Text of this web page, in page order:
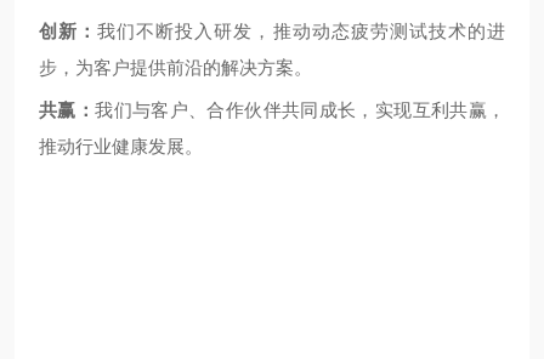
创新：我们不断投入研发，推动动态疲劳测试技术的进
步，为客户提供前沿的解决方案。
共赢：我们与客户、合作伙伴共同成长，实现互利共赢，
推动行业健康发展。